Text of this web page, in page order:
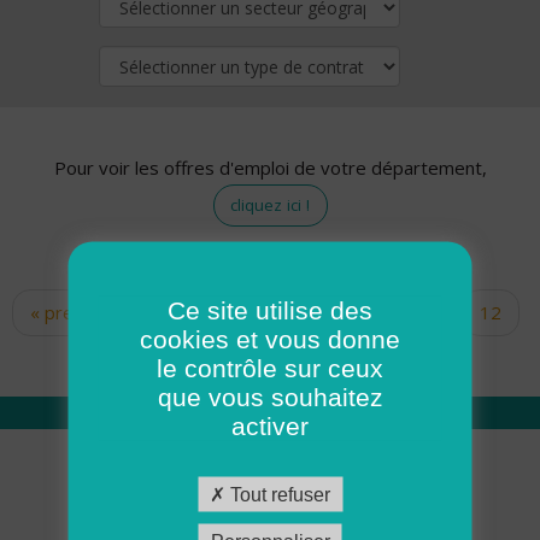
Pour voir les offres d'emploi de votre département,
cliquez ici !
Pages
« premier ‹ précédent … 10
12
14 15 16 17
Qui sommes nous
Académie ADMR
Ce site utilise des
cookies et vous donne
le contrôle sur ceux
que vous souhaitez
activer
Tout refuser